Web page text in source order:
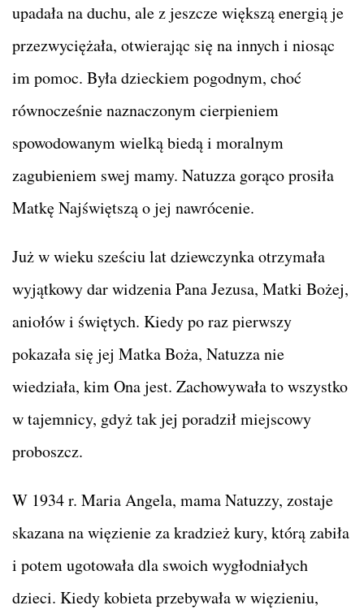
upadała na duchu, ale z jeszcze większą energią je
przezwyciężała, otwierając się na innych i niosąc
im pomoc. Była dzieckiem pogodnym, choć
równocześnie naznaczonym cierpieniem
spowodowanym wielką biedą i moralnym
zagubieniem swej mamy. Natuzza gorąco prosiła
Matkę Najświętszą o jej nawrócenie.
Już w wieku sześciu lat dziewczynka otrzymała
wyjątkowy dar widzenia Pana Jezusa, Matki Bożej,
aniołów i świętych. Kiedy po raz pierwszy
pokazała się jej Matka Boża, Natuzza nie
wiedziała, kim Ona jest. Zachowywała to wszystko
w tajemnicy, gdyż tak jej poradził miejscowy
proboszcz.
W 1934 r. Maria Angela, mama Natuzzy, zostaje
skazana na więzienie za kradzież kury, którą zabiła
i potem ugotowała dla swoich wygłodniałych
dzieci. Kiedy kobieta przebywała w więzieniu,